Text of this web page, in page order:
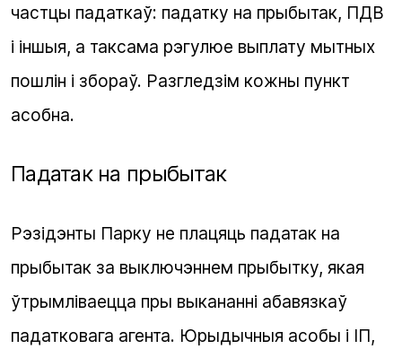
частцы падаткаў: падатку на прыбытак, ПДВ
і іншыя, а таксама рэгулюе выплату мытных
пошлін і збораў. Разгледзім кожны пункт
асобна.
Падатак на прыбытак
Рэзідэнты Парку не плацяць падатак на
прыбытак за выключэннем прыбытку, якая
ўтрымліваецца пры выкананні абавязкаў
падатковага агента. Юрыдычныя асобы і ІП,